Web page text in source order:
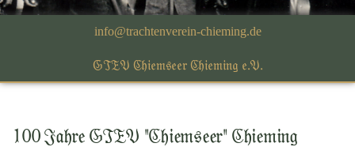
GTEV Chiemseer Chieming e.V.
100 Jahre GTEV "Chiemseer" Chieming